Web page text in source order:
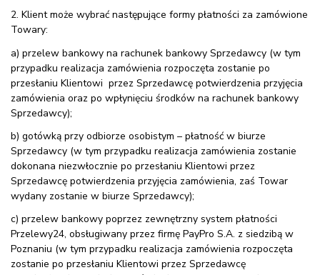
2. Klient może wybrać następujące formy płatności za zamówione
Towary:
a) przelew bankowy na rachunek bankowy Sprzedawcy (w tym
przypadku realizacja zamówienia rozpoczęta zostanie po
przesłaniu Klientowi przez Sprzedawcę potwierdzenia przyjęcia
zamówienia oraz po wpłynięciu środków na rachunek bankowy
Sprzedawcy);
b) gotówką przy odbiorze osobistym – płatność w biurze
Sprzedawcy (w tym przypadku realizacja zamówienia zostanie
dokonana niezwłocznie po przesłaniu Klientowi przez
Sprzedawcę potwierdzenia przyjęcia zamówienia, zaś Towar
wydany zostanie w biurze Sprzedawcy);
c) przelew bankowy poprzez zewnętrzny system płatności
Przelewy24, obsługiwany przez firmę PayPro S.A. z siedzibą w
Poznaniu (w tym przypadku realizacja zamówienia rozpoczęta
zostanie po przesłaniu Klientowi przez Sprzedawcę